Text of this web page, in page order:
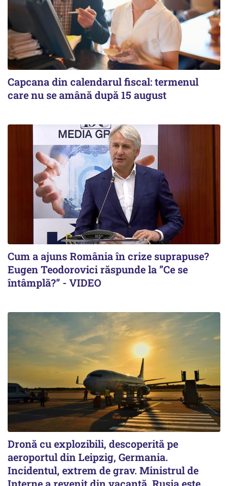
Capcana din calendarul fiscal: termenul
care nu se amână după 15 august
Cum a ajuns România în crize suprapuse?
Eugen Teodorovici răspunde la ”Ce se
întâmplă?” - VIDEO
Dronă cu explozibili, descoperită pe
aeroportul din Leipzig, Germania.
Incidentul, extrem de grav. Ministrul de
Interne a revenit din vacanță, Rusia este